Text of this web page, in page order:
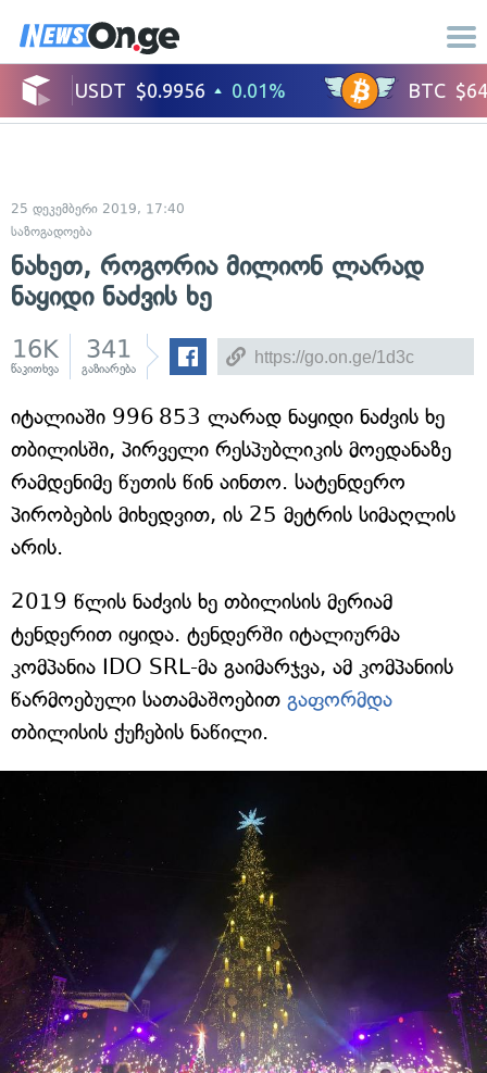
25 დეკემბერი 2019, 17:40
საზოგადოება
ნახეთ, როგორია მილიონ ლარად
ნაყიდი ნაძვის ხე
16K
წაკითხვა
341
გაზიარება
იტალიაში 996 853 ლარად ნაყიდი ნაძვის ხე
თბილისში, პირველი რესპუბლიკის მოედანაზე
რამდენიმე წუთის წინ აინთო. სატენდერო
პირობების მიხედვით, ის 25 მეტრის სიმაღლის
არის.
2019 წლის ნაძვის ხე თბილისის მერიამ
ტენდერით იყიდა. ტენდერში იტალიურმა
კომპანია IDO SRL-მა გაიმარჯვა, ამ კომპანიის
წარმოებული სათამაშოებით გაფორმდა
თბილისის ქუჩების ნაწილი.